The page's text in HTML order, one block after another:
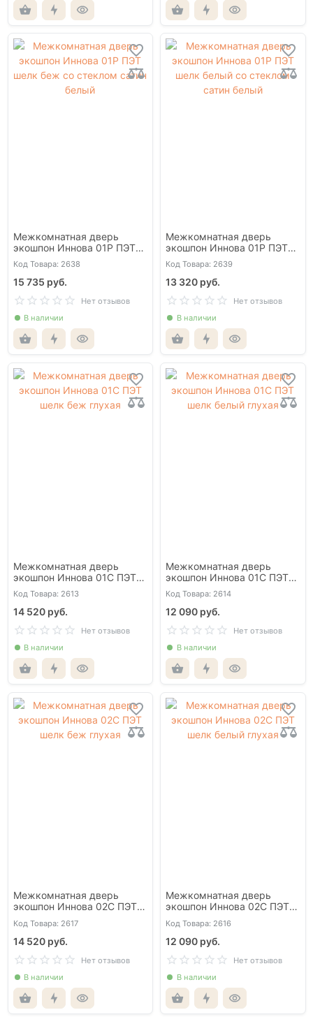
Межкомнатная дверь
экошпон Иннова 01Р ПЭТ
шелк беж со стеклом сатин
белый
Код Товара: 2638
15 735 руб.
Нет отзывов
В наличии
Межкомнатная дверь
экошпон Иннова 01Р ПЭТ
шелк белый со стеклом
сатин белый
Код Товара: 2639
13 320 руб.
Нет отзывов
В наличии
Межкомнатная дверь
экошпон Иннова 01С ПЭТ
шелк беж глухая
Код Товара: 2613
14 520 руб.
Нет отзывов
В наличии
Межкомнатная дверь
экошпон Иннова 01С ПЭТ
шелк белый глухая
Код Товара: 2614
12 090 руб.
Нет отзывов
В наличии
Межкомнатная дверь
экошпон Иннова 02С ПЭТ
шелк беж глухая
Код Товара: 2617
14 520 руб.
Нет отзывов
В наличии
Межкомнатная дверь
экошпон Иннова 02С ПЭТ
шелк белый глухая
Код Товара: 2616
12 090 руб.
Нет отзывов
В наличии